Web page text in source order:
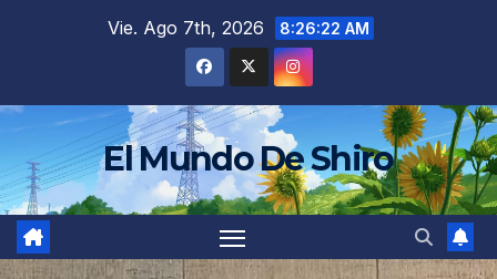
Vie. Ago 7th, 2026 8:26:24 AM
El Mundo De Shiro